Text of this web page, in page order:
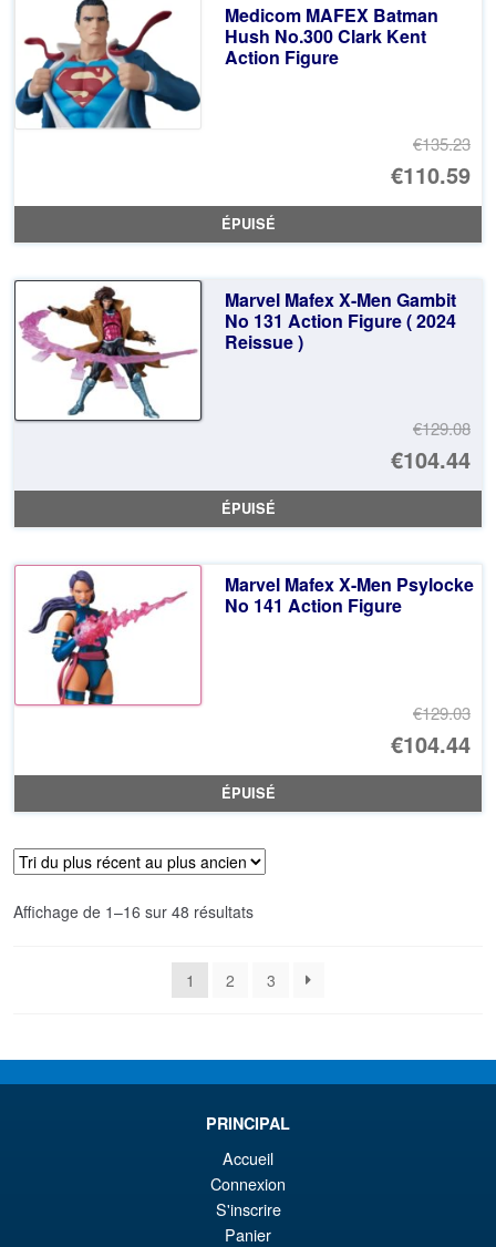
Medicom MAFEX Batman
Hush No.300 Clark Kent
Action Figure
€135.23
Le
€110.59
Le
ÉPUISÉ
Marvel Mafex X-Men Gambit
No 131 Action Figure ( 2024
Reissue )
€129.08
Le
€104.44
Le
ÉPUISÉ
Marvel Mafex X-Men Psylocke
No 141 Action Figure
€129.03
Le
€104.44
Le
ÉPUISÉ
Affichage de 1–16 sur 48 résultatsTrié
récent
ancien
1 2 3
PRINCIPAL
Accueil
Connexion
S'inscrire
Panier